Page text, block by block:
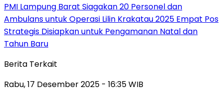
PMI Lampung Barat Siagakan 20 Personel dan
Ambulans untuk Operasi Lilin Krakatau 2025 Empat Pos
Strategis Disiapkan untuk Pengamanan Natal dan
Tahun Baru
Berita Terkait
Rabu, 17 Desember 2025 - 16:35 WIB